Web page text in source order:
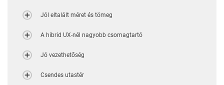
Jól eltalált méret és tömeg
A hibrid UX-nél nagyobb csomagtartó
Jó vezethetőség
Csendes utastér